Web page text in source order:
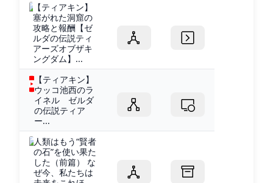
【ティアキン】
塞がれた洞窟の
攻略と報酬【ゼ
ルダの伝説ティ
アーズオブザキ
ングダム】...
【ティアキン】
ウッコ池西のラ
イネル ゼルダ
の伝説ティア
ー...
人類はもう“賢者
の石”を使い果た
した（前篇） な
ぜ今、私たちは